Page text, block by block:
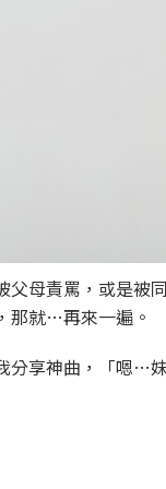
母責罵，或是被
那就…再來一遍。
分享神曲，「嗯…